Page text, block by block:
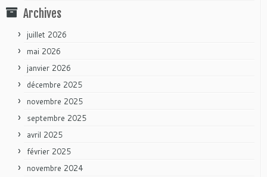
Archives
juillet 2026
mai 2026
janvier 2026
décembre 2025
novembre 2025
septembre 2025
avril 2025
février 2025
novembre 2024